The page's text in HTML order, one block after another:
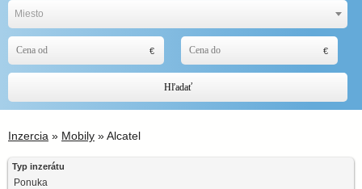
Miesto
Hľadať
Inzercia » Mobily » Alcatel
Typ inzerátu
Ponuka